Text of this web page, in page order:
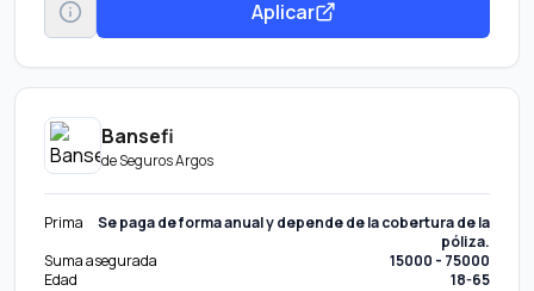
Aplicar
Bansefi
deSeguros Argos
Prima
Se paga de forma anual y depende de la cobertura de la
póliza.
Suma asegurada
15000 - 75000
Edad
18-65